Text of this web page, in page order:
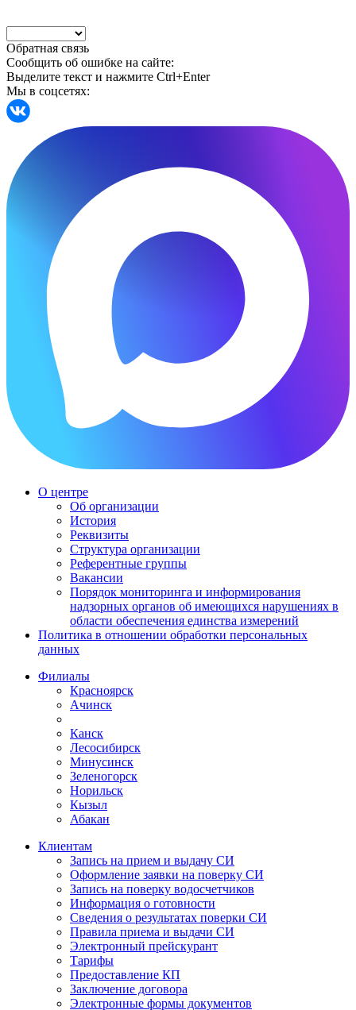
Обратная связь
Сообщить об ошибке на сайте:
Выделите текст и нажмите Ctrl+Enter
Мы в соцсетях:
О центре
Об организации
История
Реквизиты
Структура организации
Референтные группы
Вакансии
Порядок мониторинга и информирования
надзорных органов об имеющихся нарушениях в
области обеспечения единства измерений
Политика в отношении обработки персональных
данных
Филиалы
Красноярск
Ачинск
Канск
Лесосибирск
Минусинск
Зеленогорск
Норильск
Кызыл
Абакан
Клиентам
Запись на прием и выдачу СИ
Оформление заявки на поверку СИ
Запись на поверку водосчетчиков
Информация о готовности
Сведения о результатах поверки СИ
Правила приема и выдачи СИ
Электронный прейскурант
Тарифы
Предоставление КП
Заключение договора
Электронные формы документов